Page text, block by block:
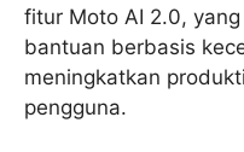
fitur Moto AI 2.0,
bantuan berbasis
meningkatkan
pengguna.